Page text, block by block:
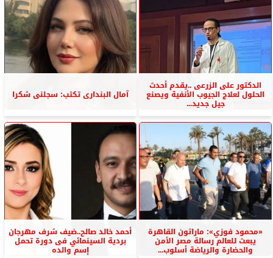
الدكتور على الزرعى ..يقدم أحدث
الحلول لعلاج الجيوب الأنفية ويصنع
جيل جديد...
آمال البندارى تكتب: سجلنى شكرا
«محمود فوزي»: ماراثون القاهرة
يبعث للعالم رسالة مصر الأمن
والحضارة والرياضة أسلوب...
أحمد خالد صالح..ضيف شرف مهرجان
بردية السينمائي فى دورة تحمل
إسم والده